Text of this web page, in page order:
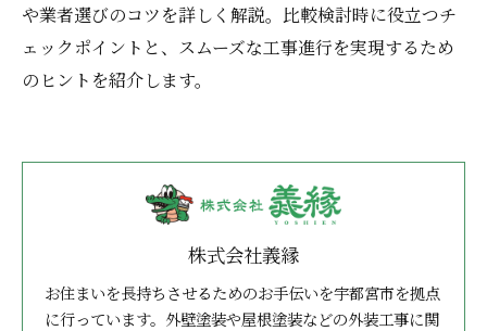
や業者選びのコツを詳しく解説。比較検討時に役立つチ
ェックポイントと、スムーズな工事進行を実現するため
のヒントを紹介します。
株式会社義縁
お住まいを長持ちさせるためのお手伝いを宇都宮市を拠点
に行っています。外壁塗装や屋根塗装などの外装工事に関